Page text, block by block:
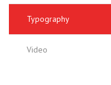
Typography
Video